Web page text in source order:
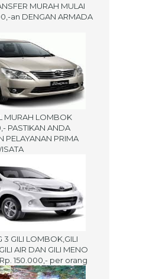
MURAH MULAI
an DENGAN ARMADA
MURAH LOMBOK
PASTIKAN ANDA
PELAYANAN PRIMA
3 GILI LOMBOK,GILI
AIR DAN GILI MENO
150.000,- per orang